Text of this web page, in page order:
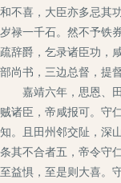
和不喜，大臣亦多忌其
岁禄一千石。然不予铁
疏辞爵，乞录诸臣功，
部尚书，三边总督，提
嘉靖六年，思恩、田
贼诸臣，帝咸报可。守
知。且田州邻交阯，深
条其不合者五，帝令守
至益惧，至是则大喜。